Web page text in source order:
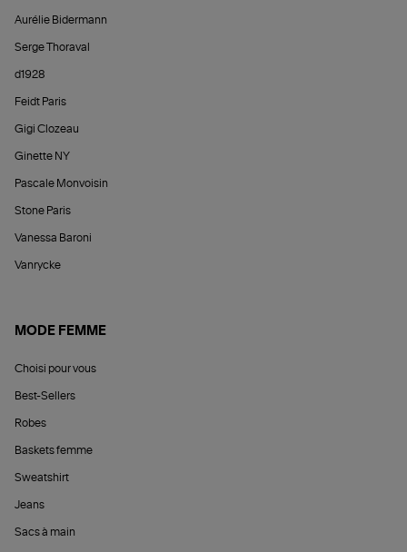
Aurélie Bidermann
Serge Thoraval
d1928
Feidt Paris
Gigi Clozeau
Ginette NY
Pascale Monvoisin
Stone Paris
Vanessa Baroni
Vanrycke
MODE FEMME
Choisi pour vous
Best-Sellers
Robes
Baskets femme
Sweatshirt
Jeans
Sacs à main